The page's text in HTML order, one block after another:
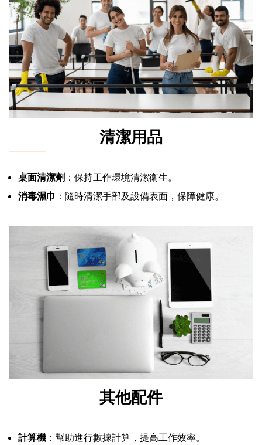
清潔用品
桌面清潔劑 ：保持工作環境清潔衛生。
消毒濕巾 ：隨時清潔手部及設備表面，保障健康。
其他配件
計算機 ：幫助進行數據計算，提高工作效率。